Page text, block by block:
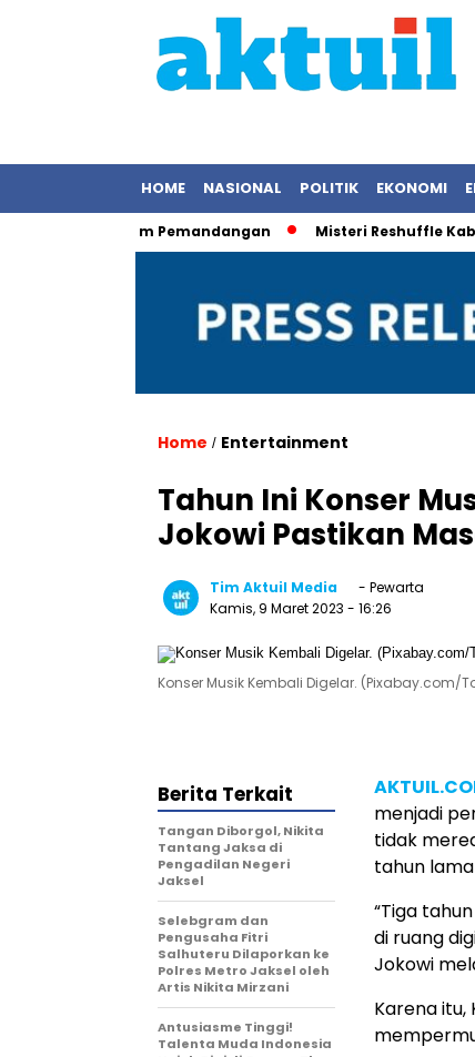
HOME NASIONAL POLITIK EKONOMI
Saat Rekam Pemandangan Misteri Reshuffle Kabinet
Home / Entertainment
Tahun Ini Konser
Jokowi Pastikan
Tim Aktuil Media
- Pewarta
Kamis, 9 Maret 2023 - 16:26
Konser Musik Kembali Digelar. (Pixabay.com/
menjadi
tidak
tahun
“Tiga
di ruang
Jokowi
Karena
Berita Terkait
Tangan Diborgol, Nikita
Tantang Jaksa di
Pengadilan Negeri
Jaksel
Selebgram dan
Pengusaha Fitri
Salhuteru Dilaporkan ke
Polres Metro Jaksel oleh
Artis Nikita Mirzani
Antusiasme Tinggi!
Talenta Muda Indonesia